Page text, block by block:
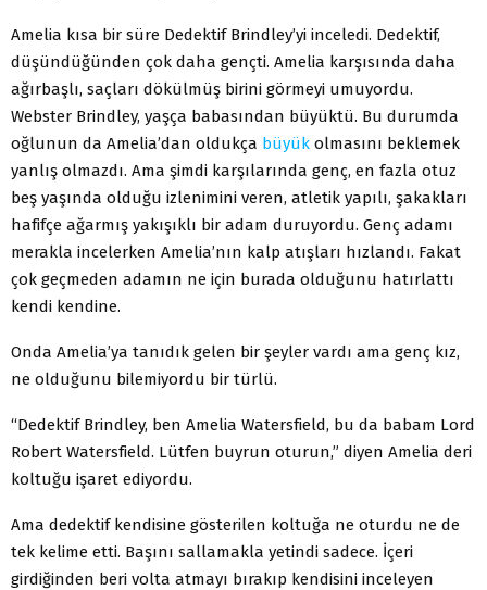
Amelia kısa bir süre Dedektif Brindley’yi inceledi. Dedektif,
düşündüğünden çok daha gençti. Amelia karşısında daha
ağırbaşlı, saçları dökülmüş birini görmeyi umuyordu.
Webster Brindley, yaşça babasından büyüktü. Bu durumda
oğlunun da Amelia’dan oldukça büyük olmasını beklemek
yanlış olmazdı. Ama şimdi karşılarında genç, en fazla otuz
beş yaşında olduğu izlenimini veren, atletik yapılı, şakakları
hafifçe ağarmış yakışıklı bir adam duruyordu. Genç adamı
merakla incelerken Amelia’nın kalp atışları hızlandı. Fakat
çok geçmeden adamın ne için burada olduğunu hatırlattı
kendi kendine.
Onda Amelia’ya tanıdık gelen bir şeyler vardı ama genç kız,
ne olduğunu bilemiyordu bir türlü.
“Dedektif Brindley, ben Amelia Watersfield, bu da babam Lord
Robert Watersfield. Lütfen buyrun oturun,” diyen Amelia deri
koltuğu işaret ediyordu.
Ama dedektif kendisine gösterilen koltuğa ne oturdu ne de
tek kelime etti. Başını sallamakla yetindi sadece. İçeri
girdiğinden beri volta atmayı bırakıp kendisini inceleyen